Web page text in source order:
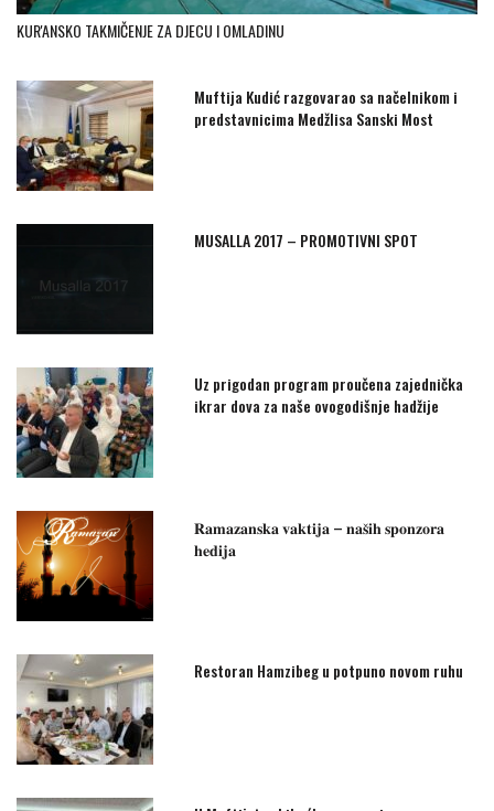
KUR'ANSKO TAKMIČENJE ZA DJECU I OMLADINU
Muftija Kudić razgovarao sa načelnikom i
predstavnicima Medžlisa Sanski Most
MUSALLA 2017 – PROMOTIVNI SPOT
Uz prigodan program proučena zajednička
ikrar dova za naše ovogodišnje hadžije
𝐑𝐚𝐦𝐚𝐳𝐚𝐧𝐬𝐤𝐚 𝐯𝐚𝐤𝐭𝐢𝐣𝐚 – 𝐧𝐚𝐬̌𝐢𝐡 𝐬𝐩𝐨𝐧𝐳𝐨𝐫𝐚
𝐡𝐞𝐝𝐢𝐣𝐚
Restoran Hamzibeg u potpuno novom ruhu